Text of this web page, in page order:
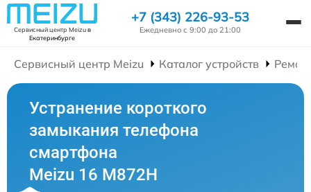
Сервисный центр Meizuв
Екатеринбурге
+7 (343) 226-93-53
Ежедневно с 9:00 до 21:00
Сервисный центр Meizu Каталог устройств
Устранение короткого
замыкания телефона
смартфона
Meizu 16 M872H